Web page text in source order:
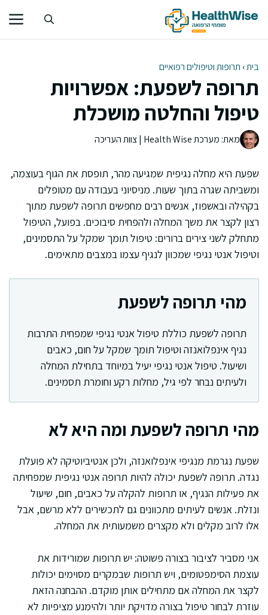
לתוכן
בית› תרופות וטיפולים רפואיים
תרופה לשפעת: אפשרויות
טיפול והחלטה מושכלת
מאת: מערכת Health Wise | צוות העריכה
שפעת היא מחלה נגיפית שמגיעה מהר, תופסת את הגוף בעוצמה,
ומשביתה שגרה בתוך שעות. מניסיוני בעבודה עם מטופלים
בקהילה ובאשפוז, אנשים רבים מחפשים תרופה לשפעת מתוך
רצון לקצר את משך המחלה ולהפחית סיבוכים. בפועל, הטיפול
מתחלק לשני צירים ברורים: טיפול תומך שמקל על התסמינים,
וטיפול אנטי נגיפי שמכוון לנגיף עצמו במצבים מתאימים.
מהי תרופה לשפעת
תרופה לשפעת כוללת טיפול אנטי נגיפי שמפחית התרבות
נגיף אינפלואנזה וטיפול תומך שמקל על חום, כאבים
ושיעול. טיפול אנטי נגיפי יעיל במיוחד בתחילת המחלה
ולעיתים נבחר לפי גיל, מחלות רקע וחומרת תסמינים.
מהי תרופה לשפעת ומה היא לא
שפעת נגרמת מנגיפי אינפלואנזה, ולכן אנטיביוטיקה לא פועלת
נגדה. תרופה לשפעת יכולה להיות תרופה אנטי נגיפית שמפחיתה
את פעילות הנגיף, או תרופות להקלה על כאבים, חום, שיעול
ונזלת. אנשים לעיתים מתכוונים גם לתכשירים ללא מרשם, אבל
אלו לרוב מקלים ולא מקצרים משמעותית את המחלה.
אני מסביר לציבור בצורה פשוטה: יש תרופות שמורידות את
עוצמת הסימפטומים, ויש תרופות שבמקרים מסוימים יכולות
לקצר את המחלה אם מתחילים אותן מוקדם. ההבחנה הזאת
עוזרת לבחור טיפול בצורה מדויקת יותר ולהימנע מציפיות לא